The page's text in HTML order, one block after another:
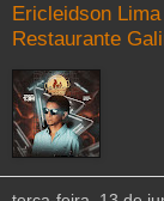
Ericleidson
Restaurante